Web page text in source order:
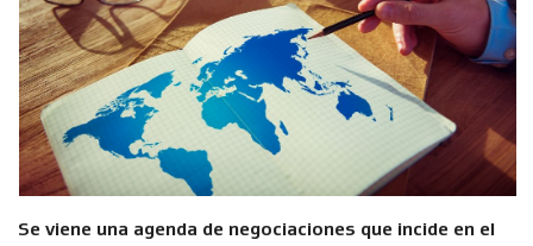
Se viene una agenda de negociaciones que incide en el